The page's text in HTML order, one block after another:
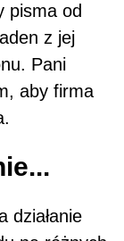
pisma od
z jej
Pani
aby firma
działanie